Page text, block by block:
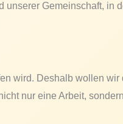
Gemeinschaft, in
wird. Deshalb wollen
nur eine Arbeit,